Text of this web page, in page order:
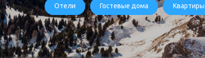
Отели Гостевые дома Квартиры